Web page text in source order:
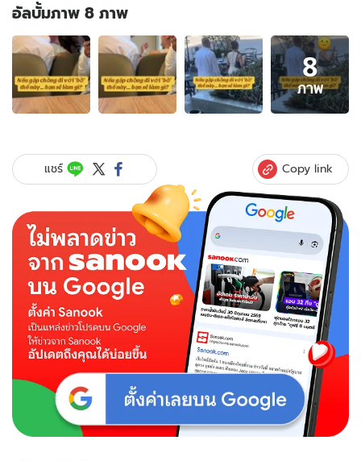
อัลบั้มภาพ 8 ภาพ
อัลบั้ม
ภาพ
8
ภาพ
ของ
รัล
4
วิว!
เมีย
ควง
กลาง
ร้าน
กาแฟ
มือ
สาม
โบกมือ
8
ภาพ
แชร์ Copy link